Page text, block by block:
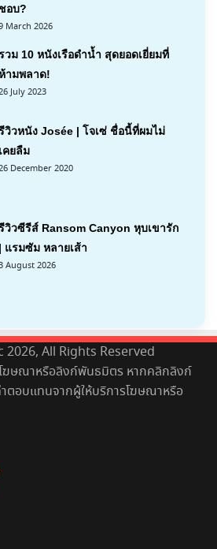
ชอบ?
March 2026
วม 10 หนังเรือดำน้ำ สุดยอดเยี่ยมที่
ามพลาด!
July 2023
วิวหนัง Josée | โจเซ่ ชื่อนี้ที่ผมไม่
เคยลืม
December 2020
วิวซีรีส์ Ransom Canyon หุบเขารัก
| แรมซัม หลายเส้า
August 2026
All Rights Reserved
ฆษณาหรือลิงก์พันธมิตร หากคลิกลิงก์
าตอบแทนจากผู้ให้บริการโฆษณาหรือ